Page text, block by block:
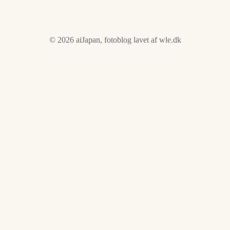
© 2026 aiJapan, fotoblog lavet afwle.dk